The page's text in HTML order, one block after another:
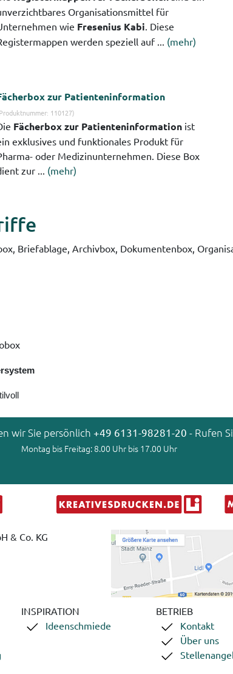
Organisationsmittel für
wie Fresenius Kabi. Diese
werden speziell auf ... (mehr)
zur Patienteninformation
110127)
Fächerbox zur Patienteninformationist
exklusives und funktionales Produkt für
oder Medizinunternehmen. Diese Box
zur ... (mehr)
Briefablage, Archivbox, Dokumentenbox,
wir Sie persönlich +49 6131-98281-20 - Rufen
Montag bis Freitag: 8.00 Uhr bis 17.00 Uhr
& Co. KG
INSPIRATION
Ideenschmiede
BETRIEB
Kontakt
Über uns